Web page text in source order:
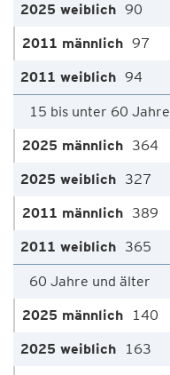
90
97
94
15 bis unter 60 Jahre
364
327
389
365
60 Jahre und älter
140
163